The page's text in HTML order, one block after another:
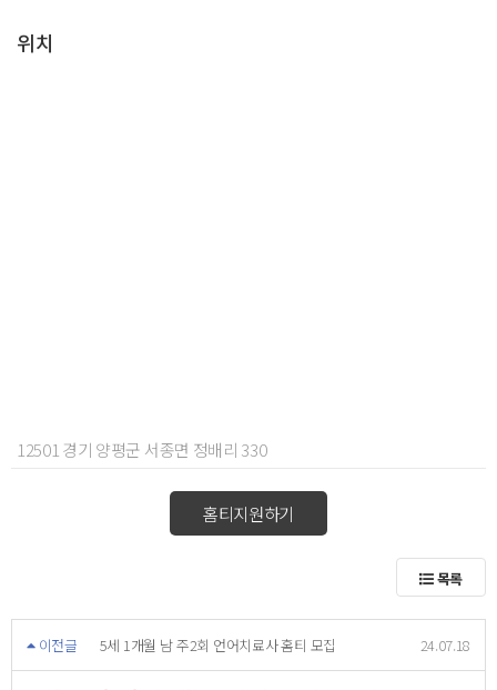
위치
12501 경기 양평군 서종면 정배리 330
홈티지원하기
목록
이전글 5세 1개월 남 주2회 언어치료사 홈티 모집 24.07.18